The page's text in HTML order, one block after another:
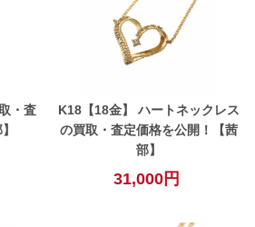
・査
K18【18金】 ハートネックレス
の買取・査定価格を公開！【茜
部】
31,000円